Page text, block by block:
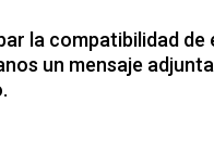
la compatibilidad de
un mensaje